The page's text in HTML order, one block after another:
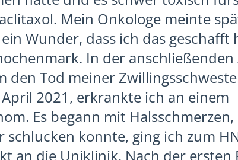
Mein Onkologe meinte
Wunder, dass ich das geschafft
In der anschließenden
den Tod meiner
2021, erkrankte ich an einem
Es begann mit
schlucken konnte, ging ich zum
an die Uniklinik. Nach der ersten